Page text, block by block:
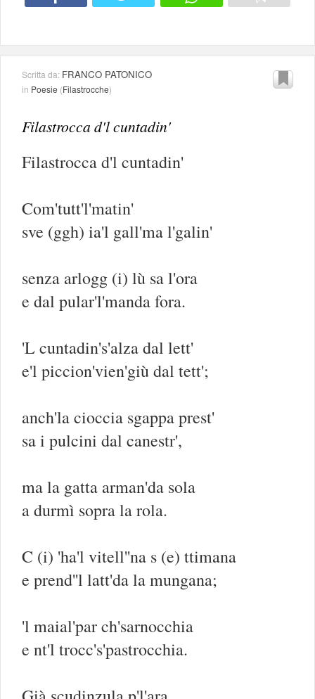
Scritta da: FRANCO PATONICO
in Poesie (Filastrocche)
Filastrocca d'l cuntadin'
Filastrocca d'l cuntadin'
Com'tutt'l'matin'
sve (ggh) ia'l gall'ma l'galin'
senza arlogg (i) lù sa l'ora
e dal pular'l'manda fora.
'L cuntadin's'alza dal lett'
e'l piccion'vien'giù dal tett';
anch'la cioccia sgappa prest'
sa i pulcini dal canestr',
ma la gatta arman'da sola
a durmì sopra la rola.
C (i) 'ha'l vitell''na s (e) ttimana
e prend''l latt'da la mungana;
'l maial'par ch'sarnocchia
e nt'l trocc's'pastrocchia.